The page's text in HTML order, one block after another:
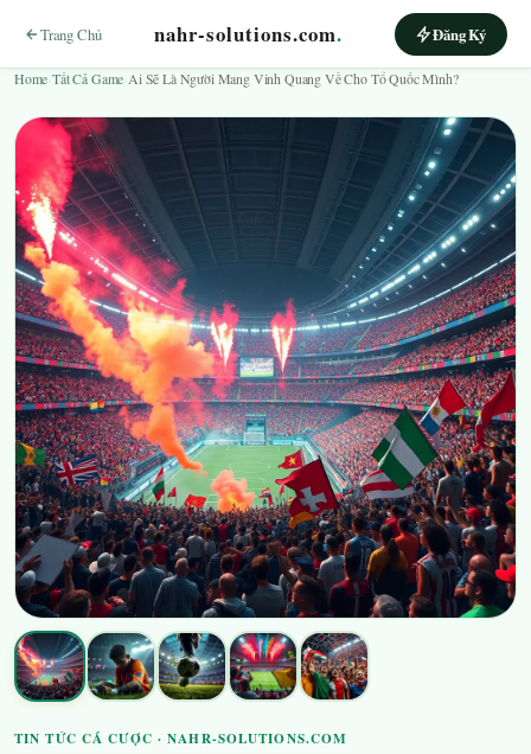
Trang Chủ nahr-solutions.com. Đăng Ký
Home›Tất Cả Game›Ai Sẽ Là Người Mang Vinh Quang Về Cho Tổ Quốc Mình?
TIN TỨC CÁ CƯỢC · NAHR-SOLUTIONS.COM